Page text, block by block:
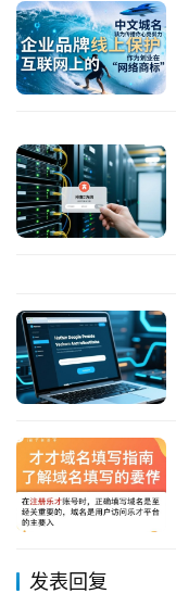
发表回复